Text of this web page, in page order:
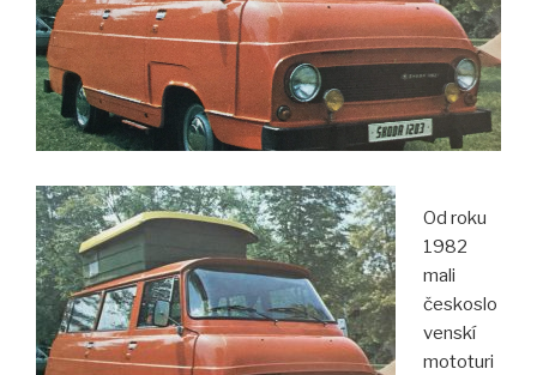
Od roku
1982
mali
českoslo
venskí
mototuri